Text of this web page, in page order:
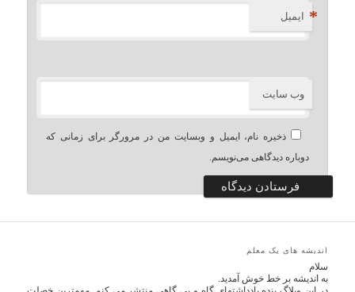
ایمیل *
وب‌ سایت
ذخیره نام، ایمیل و وبسایت من در مرورگر برای زمانی که
دوباره دیدگاهی می‌نویسم.
اندیشه های یک معلم
سلام
به اندیشه بر خط خوش آمدید.